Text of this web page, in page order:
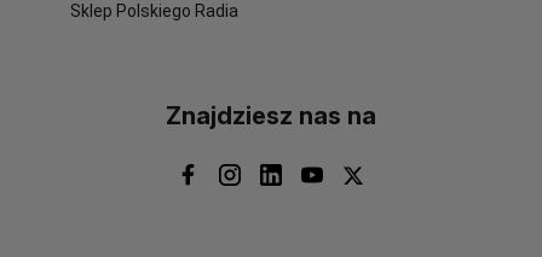
Sklep Polskiego Radia
Znajdziesz nas na